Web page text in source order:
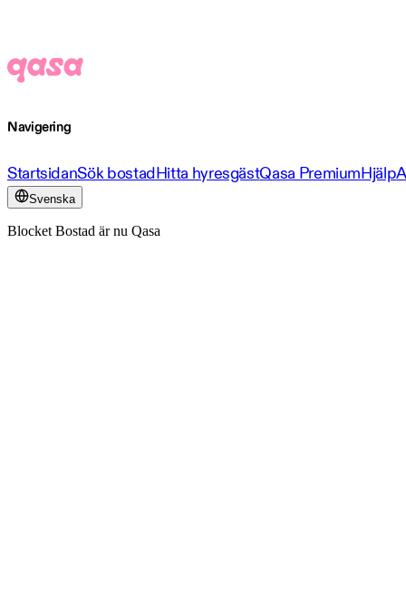
Navigering
StartsidanSök bostadHitta hyresgästQasa PremiumHjälp
Svenska
Blocket Bostad är nu Qasa